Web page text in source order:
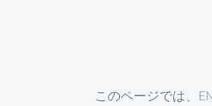
このページでは、